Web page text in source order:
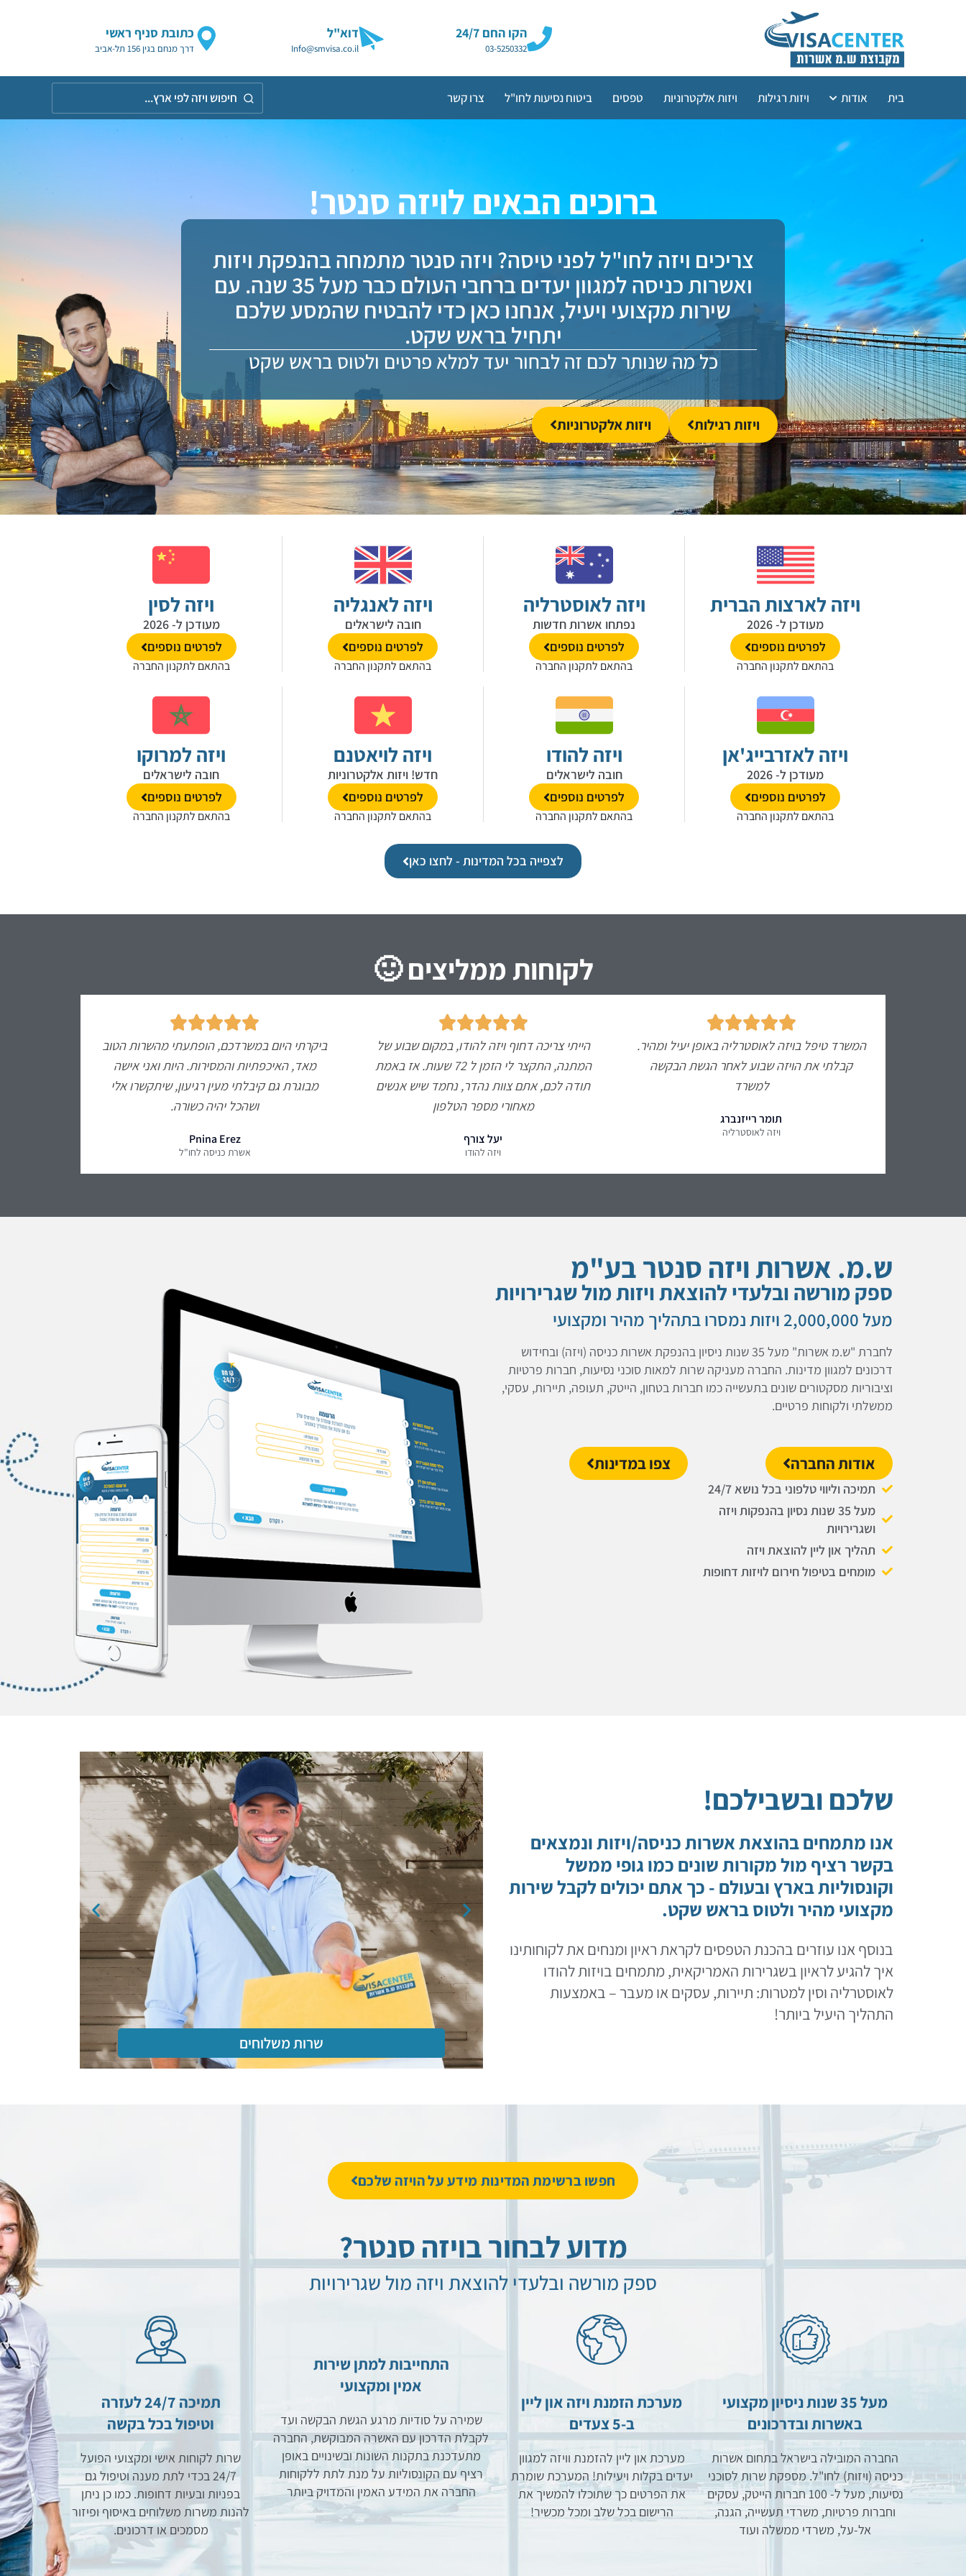
הקו החם 24/7
03-5250332
דוא"ל
Info@smvisa.co.il
כתובת סניף ראשי
דרך מנחם בגין 156 תל-אביב
בית אודות ויזות רגילות ויזות אלקטרוניות טפסים ביטוח נסיעות לחו"ל צרו קשר
חיפוש
ויזה
לפי
אר
ברוכים הבאים לויזה סנטר!
צריכים ויזה לחו"ל לפני טיסה? ויזה סנטר מתמחה בהנפקת ויזות
ואשרות כניסה למגוון יעדים ברחבי העולם כבר מעל 35 שנה. עם
שירות מקצועי ויעיל, אנחנו כאן כדי להבטיח שהמסע שלכם
יתחיל בראש שקט.
כל מה שנותר לכם זה לבחור יעד למלא פרטים ולטוס בראש שקט
ויזות רגילות ויזות אלקטרוניות
ויזה לארצות הברית
מעודכן ל- 2026
לפרטים נוספים
בהתאם לתקנון החברה
ויזה לאוסטרליה
נפתחו אשרות חדשות
לפרטים נוספים
בהתאם לתקנון החברה
ויזה לאנגליה
חובה לישראלים
לפרטים נוספים
בהתאם לתקנון החברה
ויזה לסין
מעודכן ל- 2026
לפרטים נוספים
בהתאם לתקנון החברה
ויזה לאזרבייג'אן
מעודכן ל- 2026
לפרטים נוספים
בהתאם לתקנון החברה
ויזה להודו
חובה לישראלים
לפרטים נוספים
בהתאם לתקנון החברה
ויזה לויאטנם
חדש! ויזות אלקטרוניות
לפרטים נוספים
בהתאם לתקנון החברה
ויזה למרוקו
חובה לישראלים
לפרטים נוספים
בהתאם לתקנון החברה
לצפייה בכל המדינות - לחצו כאן
לקוחות ממליצים 🙂





המשרד טיפל בויזה לאוסטרליה באופן יעיל ומהיר.
קבלתי את הויזה שבוע לאחר הגשת הבקשה
למשרד
תומר רייזנברג
ויזה לאוסטרליה





הייתי צריכה דחוף ויזה להודו, במקום שבוע של
המתנה, התקצר לי הזמן ל 72 שעות. אז באמת
תודה לכם, אתם צוות נהדר, נחמד שיש אנשים
מאחורי מספר הטלפון
יעל צורף
ויזה להודו





ביקרתי היום במשרדכם, הופתעתי מהשרות הטוב
מאד, האיכפתיות והמסירות. היות ואני אישה
מבוגרת גם קיבלתי מעין רגיעון, שיתקשרו אלי
ושהכל יהיה כשורה.
Pnina Erez
אשרת כניסה לחו"ל
ש.מ. אשרות ויזה סנטר בע"מ
ספק מורשה ובלעדי להוצאת ויזות מול שגרירויות
מעל 2,000,000 ויזות נמסרו בתהליך מהיר ומקצועי
לחברת "ש.מ אשרות" מעל 35 שנות ניסיון בהנפקת אשרות כניסה (ויזה) ובחידוש
דרכונים למגוון מדינות. החברה מעניקה שרות למאות סוכני נסיעות, חברות פרטיות
וציבוריות מסקטורים שונים בתעשייה כמו חברות בטחון, הייטק, תעופה, תיירות, עסקי,
ממשלתי ולקוחות פרטיים.
אודות החברה
תמיכה וליווי טלפוני בכל נושא 24/7
מעל 35 שנות נסיון בהנפקות ויזה
ושגרירויות
תהליך און ליין להוצאת ויזה
מומחים בטיפול חירום לויזות דחופות
צפו במדינות
שלכם ובשבילכם!
אנו מתמחים בהוצאת אשרות כניסה/ויזות ונמצאים
בקשר רציף מול מקורות שונים כמו גופי ממשל
וקונסוליות בארץ ובעולם - כך אתם יכולים לקבל שירות
מקצועי מהיר ולטוס בראש שקט.
בנוסף אנו עוזרים בהכנת הטפסים לקראת ראיון ומנחים את לקוחותינו
איך להגיע לראיון בשגרירות האמריקאית, מתמחים בויזות להודו
לאוסטרליה וסין למטרות: תיירות, עסקים או מעבר – באמצעות
התהליך היעיל ביותר!
ביטוח נסיעות לחו"ל
חפשו ברשימת המדינות מידע על הויזה שלכם
מדוע לבחור בויזה סנטר?
ספק מורשה ובלעדי להוצאת ויזה מול שגרירויות
מעל 35 שנות ניסיון מקצועי
באשרות ובדרכונים
החברה המובילה בישראל בתחום אשרות
כניסה (ויזות) לחו"ל. מספקת שרות לסוכני
נסיעות, מעל ל- 100 חברות הייטק, עסקים
וחברות פרטיות, משרדי תעשייה, הגנה,
אל-על, משרדי ממשלה ועוד
מערכת הזמנת ויזה און ליין
ב-5 צעדים
מערכת און ליין להזמנת וויזה למגוון
יעדים בקלות ויעילות! המערכת שומרת
את הפרטים כך שתוכלו להמשיך את
הרישום בכל שלב ומכל מכשיר!
התחייבות למתן שירות
אמין ומקצועי
שמירה על סודיות מרגע הגשת הבקשה ועד
לקבלת הדרכון עם האשרה המבוקשת, החברה
מתעדכנת בתקנות השונות ובשינויים באופן
רציף עם הקונסוליות על מנת לתת ללקוחות
החברה את המידע האמין והמדויק ביותר
תמיכה 24/7 לעזרה
וטיפול בכל בקשה
שרות לקוחות אישי ומקצועי הפועל
24/7 בכדי לתת מענה וטיפול גם
בפניות ובעיות דחופות. כמו כן ניתן
להנות משרות משלוחים באיסוף ופיזור
מסמכים או דרכונים.